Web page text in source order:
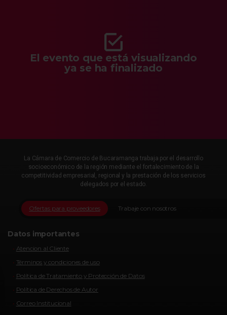
El evento que está visualizando
ya se ha finalizado
La Cámara de Comercio de Bucaramanga trabaja por el desarrollo
socioeconómico de la región mediante el fortalecimiento de la
competitividad empresarial, regional y la prestación de los servicios
delegados por el estado.
Trabaje con nosotros
Ofertas para proveedores
Datos importantes
Atencion al Cliente
Términos y condiciones de uso
Política de Tratamiento y Protección de Datos
Política de Derechos de Autor
Correo Institucional